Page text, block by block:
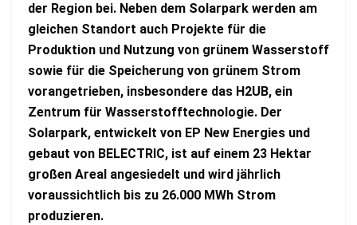
der Region bei. Neben dem Solarpark werden am
gleichen Standort auch Projekte für die
Produktion und Nutzung von grünem Wasserstoff
sowie für die Speicherung von grünem Strom
vorangetrieben, insbesondere das H2UB, ein
Zentrum für Wasserstofftechnologie. Der
Solarpark, entwickelt von EP New Energies und
gebaut von BELECTRIC, ist auf einem 23 Hektar
großen Areal angesiedelt und wird jährlich
voraussichtlich bis zu 26.000 MWh Strom
produzieren.